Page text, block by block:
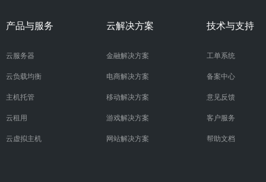
产品与服务
云服务器
云负载均衡
主机托管
云租用
云虚拟主机
云解决方案
金融解决方案
电商解决方案
移动解决方案
游戏解决方案
网站解决方案
技术与支持
工单系统
备案中心
意见反馈
客户服务
帮助文档